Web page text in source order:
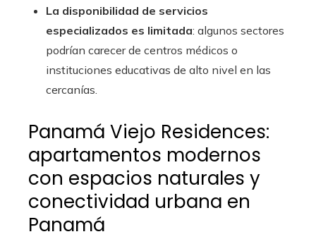
La disponibilidad de servicios
especializados es limitada: algunos sectores
podrían carecer de centros médicos o
instituciones educativas de alto nivel en las
cercanías.
Panamá Viejo Residences:
apartamentos modernos
con espacios naturales y
conectividad urbana en
Panamá